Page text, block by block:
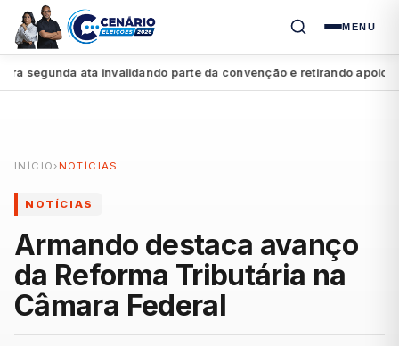
MENU
ata invalidando parte da convenção e retirando apoio a
INÍCIO › NOTÍCIAS
NOTÍCIAS
Armando destaca avanço
da Reforma Tributária na
Câmara Federal